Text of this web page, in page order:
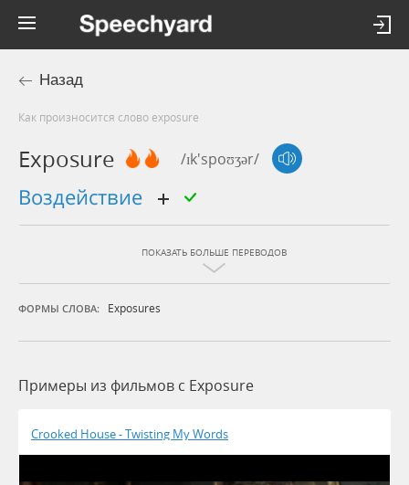
Назад
Как произносится слово exposure
Exposure /ɪk'spoʊʒər/
воздействие
ПОКАЗАТЬ БОЛЬШЕ ПЕРЕВОДОВ
ФОРМЫ СЛОВА: Exposures
Примеры из фильмов c Exposure
Crooked House - Twisting My Words